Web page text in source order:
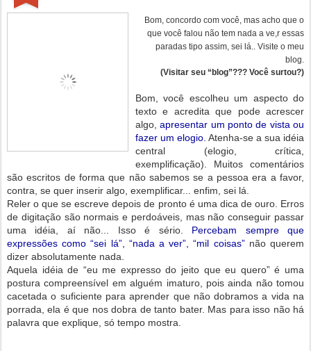
Bom, concordo com você, mas acho que o
que você falou não tem nada a ve,r essas
paradas tipo assim, sei lá.. Visite o meu
blog.
(Visitar seu “blog”??? Você surtou?)
Bom, você escolheu um aspecto do
texto e acredita que pode acrescer
algo,apresentar um ponto de vista ou
fazer um elogio. Atenha-se a sua idéia
central (elogio, crítica,
exemplificação). Muitos comentários
são escritos de forma que não sabemos se a pessoa era a favor,
contra, se quer inserir algo, exemplificar... enfim, sei lá.
Reler o que se escreve depois de pronto é uma dica de ouro. Erros
de digitação são normais e perdoáveis, mas não conseguir passar
uma idéia, aí não... Isso é sério. Percebam sempre que
expressões como “sei lá”, “nada a ver”, “mil coisas” não querem
dizer absolutamente nada.
Aquela idéia de “eu me expresso do jeito que eu quero” é uma
postura compreensível em alguém imaturo, pois ainda não tomou
cacetada o suficiente para aprender que não dobramos a vida na
porrada, ela é que nos dobra de tanto bater. Mas para isso não há
palavra que explique, só tempo mostra.